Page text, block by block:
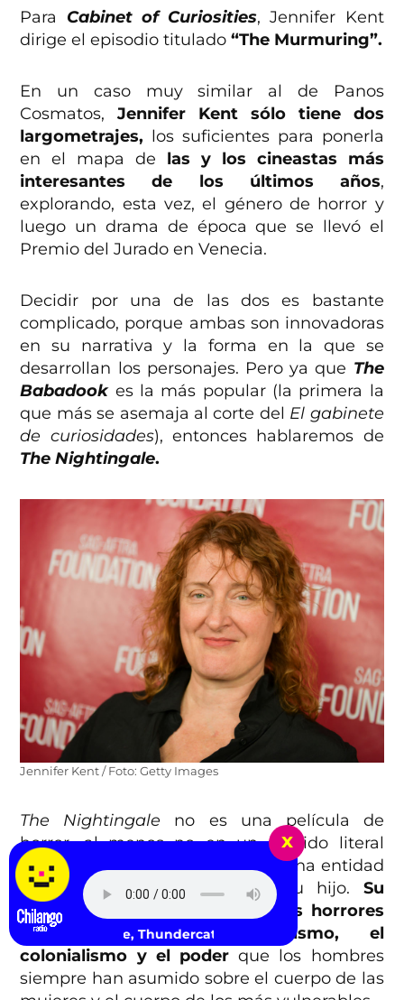
Para Cabinet of Curiosities, Jennifer Kent
dirige el episodio titulado“The Murmuring”.
En un caso muy similar al de Panos
Cosmatos,Jennifer Kent sólo tiene dos
largometrajes, los suficientes para ponerla
en el mapa de las y los cineastas más
interesantes de los últimos años,
explorando, esta vez, el género de horror y
luego un drama de época que se llevó el
Premio del Jurado en Venecia.
Decidir por una de las dos es bastante
complicado, porque ambas son innovadoras
en su narrativa y la forma en la que se
desarrollan los personajes. Pero ya que The
Babadookes la más popular (la primera la
que más se asemaja al corte del El gabinete
de curiosidades), entonces hablaremos de
The Nightingale.
Jennifer Kent / Foto: Getty Images
The Nightingale no es una película de
horror, al menos no en un sentido literal
como en su predecesora donde una entidad
atenta contra una madre y su hijo. Su
segunda cinta tiene sus propios horrores
relacionados con el racismo, el
colonialismo y el poderque los hombres
siempre han asumido sobre el cuerpo de las
x
Justice, Thundercat - The End